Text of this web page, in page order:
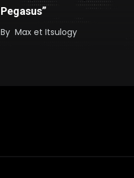
Pegasus”
By Max et Itsulogy